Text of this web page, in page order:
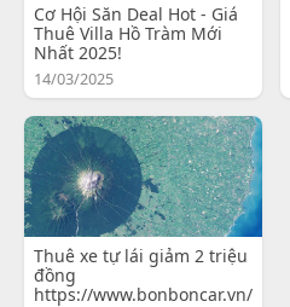
Cơ Hội Săn Deal Hot - Giá
Thuê Villa Hồ Tràm Mới
Nhất 2025!
14/03/2025
Thuê xe tự lái giảm 2 triệu
đồng
https://www.bonboncar.vn/